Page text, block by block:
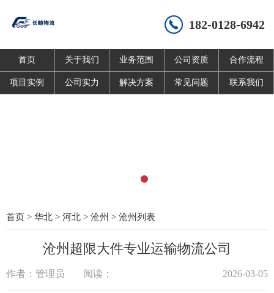
182-0128-6942
首页 关于我们 业务范围 公司资质 合作流程
项目实例 公司实力 解决方案 常见问题 联系我们
首页 > 华北 > 河北 > 沧州 > 沧州列表
沧州超限大件专业运输物流公司
作者：管理员 阅读： 2026-03-05